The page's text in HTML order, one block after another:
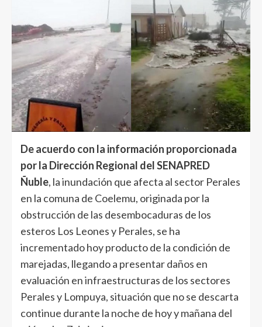
De acuerdo con la información proporcionada
por la Dirección Regional del SENAPRED
Ñuble, la inundación que afecta al sector Perales
en la comuna de Coelemu, originada por la
obstrucción de las desembocaduras de los
esteros Los Leones y Perales, se ha
incrementado hoy producto de la condición de
marejadas, llegando a presentar daños en
evaluación en infraestructuras de los sectores
Perales y Lompuya, situación que no se descarta
continue durante la noche de hoy y mañana del